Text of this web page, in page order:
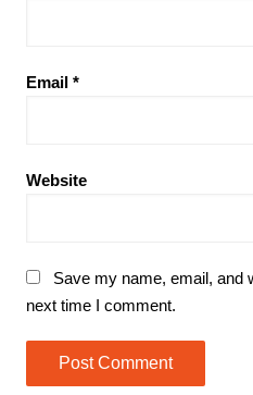
Email *
Website
Save my name, email, and
next time I comment.